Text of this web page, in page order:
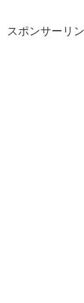
スポンサーリ